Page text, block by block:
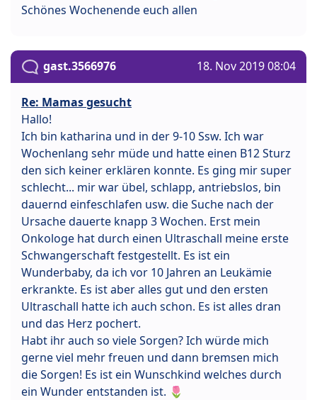
Schönes Wochenende euch allen
gast.3566976 18. Nov 2019 08:04
Re: Mamas gesucht
Hallo!
Ich bin katharina und in der 9-10 Ssw. Ich war
Wochenlang sehr müde und hatte einen B12 Sturz
den sich keiner erklären konnte. Es ging mir super
schlecht... mir war übel, schlapp, antriebslos, bin
dauernd einfeschlafen usw. die Suche nach der
Ursache dauerte knapp 3 Wochen. Erst mein
Onkologe hat durch einen Ultraschall meine erste
Schwangerschaft festgestellt. Es ist ein
Wunderbaby, da ich vor 10 Jahren an Leukämie
erkrankte. Es ist aber alles gut und den ersten
Ultraschall hatte ich auch schon. Es ist alles dran
und das Herz pochert.
Habt ihr auch so viele Sorgen? Ich würde mich
gerne viel mehr freuen und dann bremsen mich
die Sorgen! Es ist ein Wunschkind welches durch
ein Wunder entstanden ist. 🌷